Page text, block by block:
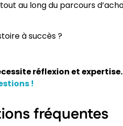
au long du parcours
à succès ?
réflexion et expertise.
!
fréquentes